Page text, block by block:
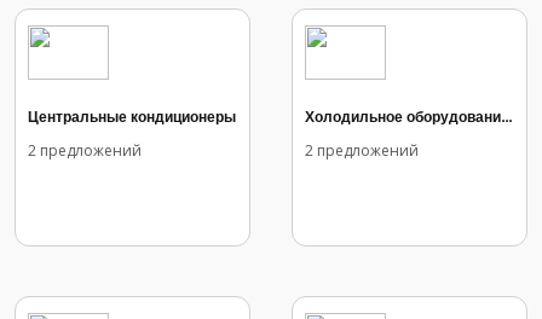
Центральные кондиционеры
2 предложений
Холодильное оборудование для приточных и приточно-вытяжных установок
2 предложений